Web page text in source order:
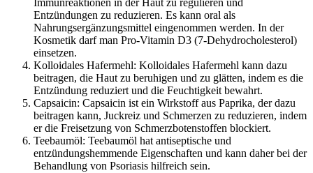
Immunreaktionen in der Haut zu regulieren und
Entzündungen zu reduzieren. Es kann oral als
Nahrungsergänzungsmittel eingenommen werden. In der
Kosmetik darf man Pro-Vitamin D3 (7-Dehydrocholesterol)
einsetzen.
Kolloidales Hafermehl: Kolloidales Hafermehl kann dazu
beitragen, die Haut zu beruhigen und zu glätten, indem es die
Entzündung reduziert und die Feuchtigkeit bewahrt.
Capsaicin: Capsaicin ist ein Wirkstoff aus Paprika, der dazu
beitragen kann, Juckreiz und Schmerzen zu reduzieren, indem
er die Freisetzung von Schmerzbotenstoffen blockiert.
Teebaumöl: Teebaumöl hat antiseptische und
entzündungshemmende Eigenschaften und kann daher bei der
Behandlung von Psoriasis hilfreich sein.